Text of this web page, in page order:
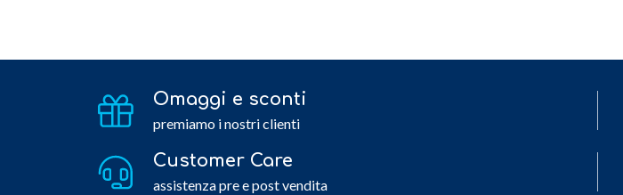
Omaggi e sconti
premiamo i nostri clienti
Customer Care
assistenza pre e post vendita